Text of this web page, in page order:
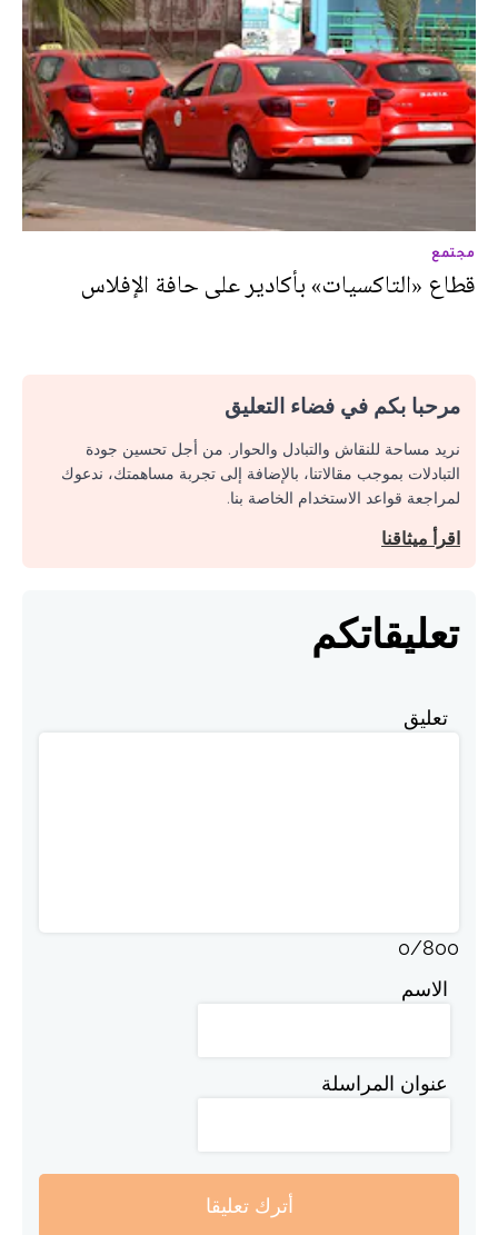
مجتمع
قطاع «التاكسيات» بأكادير على حافة الإفلاس
مرحبا بكم في فضاء التعليق
نريد مساحة للنقاش والتبادل والحوار. من أجل تحسين جودة
التبادلات بموجب مقالاتنا، بالإضافة إلى تجربة مساهمتك، ندعوك
لمراجعة قواعد الاستخدام الخاصة بنا.
اقرأ ميثاقنا
تعليقاتكم
تعليق
0/800
الاسم
عنوان المراسلة
أترك تعليقا